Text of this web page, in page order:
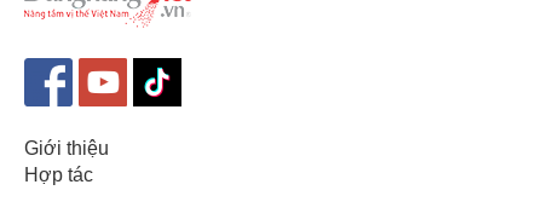
Giới thiệu
Hợp tác